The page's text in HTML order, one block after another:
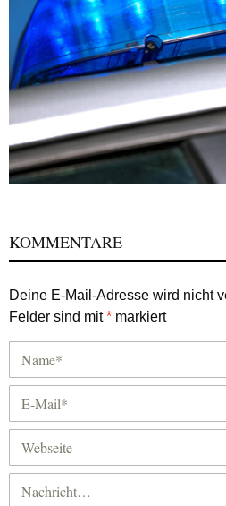
KOMMENTARE
Deine E-Mail-Adresse wird nicht
Felder sind mit* markiert